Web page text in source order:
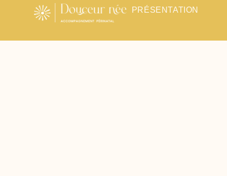
PRÉSENTATION
Présentation